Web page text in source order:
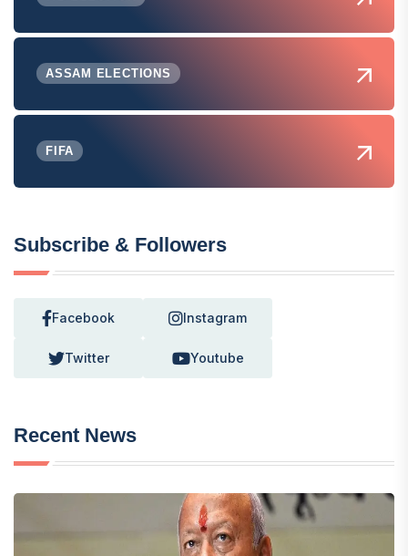
ASSAM ELECTIONS
FIFA
Subscribe & Followers
Facebook Instagram
Twitter Youtube
Recent News